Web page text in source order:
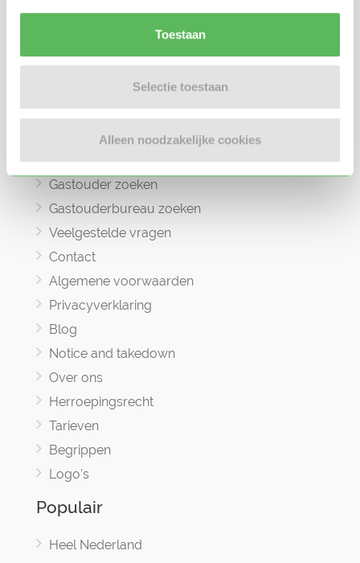
Toestaan
Selectie toestaan
Alleen noodzakelijke cookies
brengen.
Oppas zoeken
Oppaswerk zoeken
Gastouder zoeken
Gastouderbureau zoeken
Veelgestelde vragen
Contact
Algemene voorwaarden
Privacyverklaring
Blog
Notice and takedown
Over ons
Herroepingsrecht
Tarieven
Begrippen
Logo's
Populair
Heel Nederland